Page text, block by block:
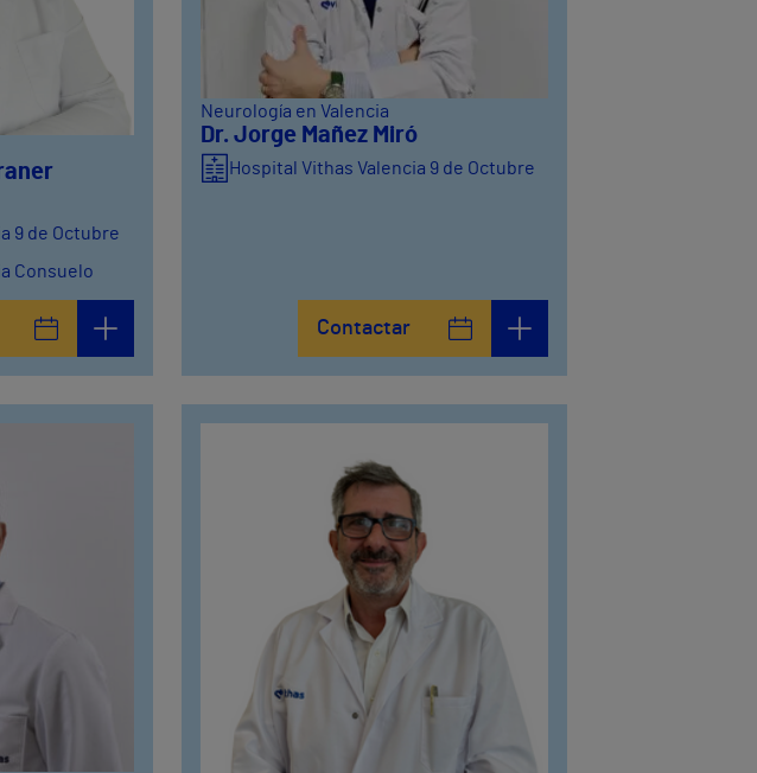
9 de Octubre
Consuelo
Neurología en Valencia
Dr. Jorge Mañez Miró
Hospital Vithas Valencia 9 de Octubre
Contactar